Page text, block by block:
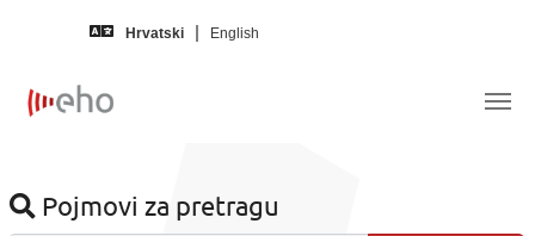
Hrvatski English
Pojmovi za pretragu